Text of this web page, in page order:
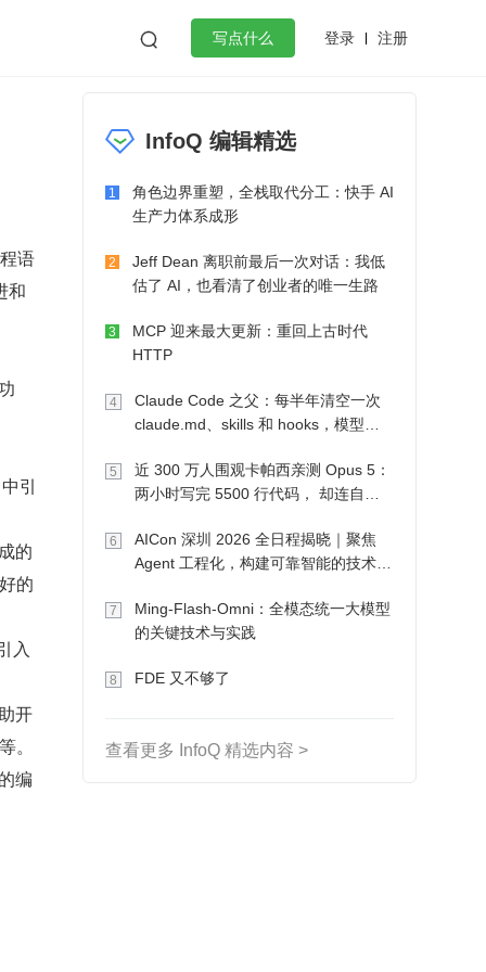
 写点什么 登录 注册
微服务架构 flutter
语
和
引
的
的
入
开
。
编
InfoQ 编辑精选
1
角色边界重塑，全栈取代分工：快手 AI
生产力体系成形
2
Jeff Dean 离职前最后一次对话：我低
估了 AI，也看清了创业者的唯一生路
3
MCP 迎来最大更新：重回上古时代
HTTP
4
Claude Code 之父：每半年清空一次
claude.md、skills 和 hooks，模型自
5
近 300 万人围观卡帕西亲测 Opus 5：
两小时写完 5500 行代码， 却连自己
6
AICon 深圳 2026 全日程揭晓｜聚焦
Agent 工程化，构建可靠智能的技术路
7
Ming-Flash-Omni：全模态统一大模型
的关键技术与实践
8 FDE 又不够了
查看更多 InfoQ 精选内容 >